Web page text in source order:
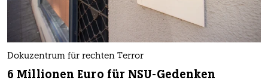
Dokuzentrum für rechten Terror
6 Millionen Euro für NSU-Gedenken